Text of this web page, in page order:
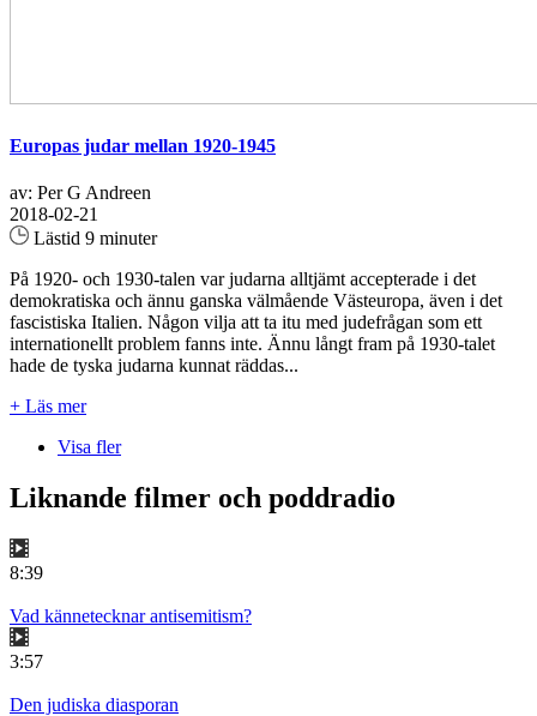
Europas judar mellan 1920-1945
av: Per G Andreen
2018-02-21
Lästid 9 minuter
På 1920- och 1930-talen var judarna alltjämt accepterade i det
demokratiska och ännu ganska välmående Västeuropa, även i det
fascistiska Italien. Någon vilja att ta itu med judefrågan som ett
internationellt problem fanns inte. Ännu långt fram på 1930-talet
hade de tyska judarna kunnat räddas...
+ Läs mer
Visa fler
Liknande filmer och poddradio
8:39
Vad kännetecknar antisemitism?
3:57
Den judiska diasporan